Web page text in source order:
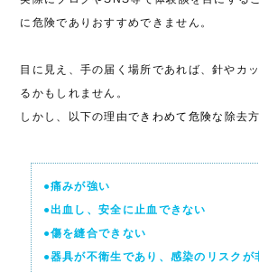
に危険でありおすすめできません。
目に見え、手の届く場所であれば、針やカ
るかもしれません。
しかし、以下の理由できわめて危険な除去
●痛みが強い
●出血し、安全に止血できない
●傷を縫合できない
●器具が不衛生であり、感染のリスクが